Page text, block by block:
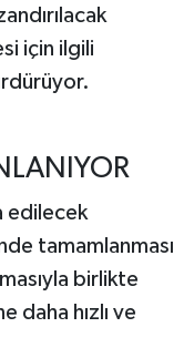
için ilgili
edilecek
tamamlanması
birlikte
daha hızlı ve